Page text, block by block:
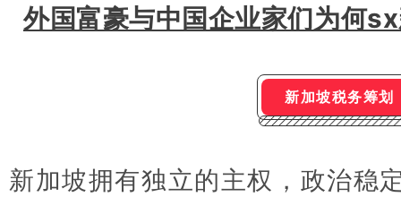
外国富豪与中国企业家们为何
新加坡税务筹划
新加坡拥有独立的主权，政治稳